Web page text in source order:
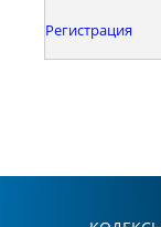
Регистрация